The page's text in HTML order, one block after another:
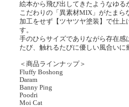
絵本から飛び出してきたようなゆる
こだわりの「異素材MIX」がたまら
加工をせず【ツヤツヤ塗装】で仕
す。
手のひらサイズでありながら存在
たび、触れるたびに優しい風合いに
＜商品ラインナップ＞
Fluffy Boshong
Daram
Banny Ping
Poodri
Moi Cat